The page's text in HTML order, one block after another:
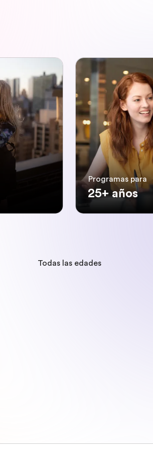
Programas para
25+ años
Todas las edades